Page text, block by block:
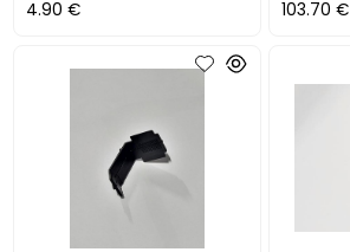
4.90 € 103.70 €